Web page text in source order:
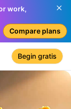
work,
Compare plans
Begin gratis